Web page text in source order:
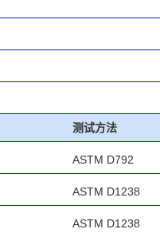
测试方法
ASTM D792
ASTM D1238
ASTM D1238